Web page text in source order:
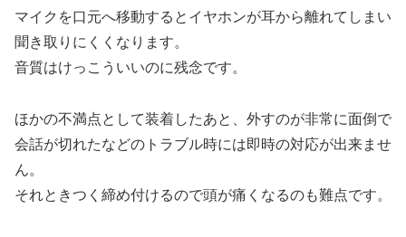
マイクを口元へ移動するとイヤホンが耳から離れてしまい
聞き取りにくくなります。
音質はけっこういいのに残念です。
ほかの不満点として装着したあと、外すのが非常に面倒で
会話が切れたなどのトラブル時には即時の対応が出来ませ
ん。
それときつく締め付けるので頭が痛くなるのも難点です。